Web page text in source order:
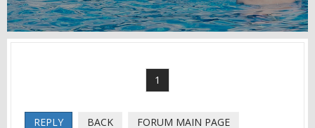
1
REPLY BACK FORUM MAIN PAGE